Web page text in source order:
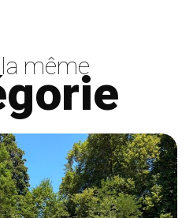
même